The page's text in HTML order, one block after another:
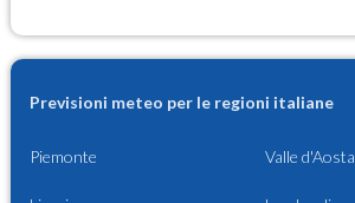
Previsioni meteo per le regioni italiane
Piemonte Valle d'Aosta